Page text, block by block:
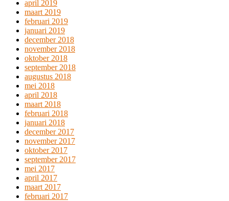
april 2019
maart 2019
februari 2019
januari 2019
december 2018
november 2018
oktober 2018
september 2018
augustus 2018
mei 2018
april 2018
maart 2018
februari 2018
januari 2018
december 2017
november 2017
oktober 2017
september 2017
mei 2017
april 2017
maart 2017
februari 2017